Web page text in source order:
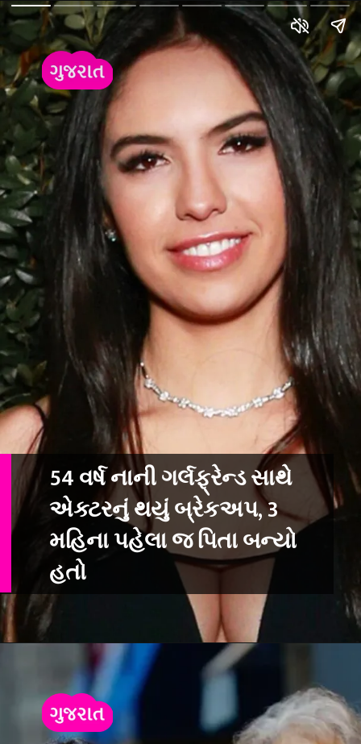
54 વર્ષ નાની ગર્લફ્રેન્ડ સાથે
એક્ટરનું થયું બ્રેકઅપ, 3
મહિના પહેલા જ પિતા બન્યો
હતો